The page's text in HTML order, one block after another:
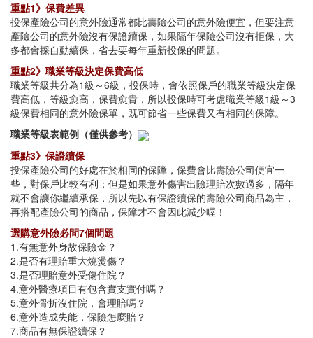
重點1》保費差異
投保產險公司的意外險通常都比壽險公司的意外險便宜，但要注意
產險公司的意外險沒有保證續保，如果隔年保險公司沒有拒保，大
多都會採自動續保，省去要每年重新投保的問題。
重點2》職業等級決定保費高低
職業等級共分為1級～6級，投保時，會依照保戶的職業等級決定保
費高低，等級愈高，保費愈貴，所以投保時可考慮職業等級1級～3
級保費相同的意外險保單，既可節省一些保費又有相同的保障。
職業等級表範例（僅供參考）
重點3》保證續保
投保產險公司的好處在於相同的保障，保費會比壽險公司便宜一
些，對保戶比較有利；但是如果意外傷害出險理賠次數過多，隔年
就不會讓你繼續承保，所以先以有保證續保的壽險公司商品為主，
再搭配產險公司的商品，保障才不會因此減少喔！
選購意外險必問7個問題
1.有無意外身故保險金？
2.是否有理賠重大燒燙傷？
3.是否理賠意外受傷住院？
4.意外醫療項目有包含實支實付嗎？
5.意外骨折沒住院，會理賠嗎？
6.意外造成失能，保險怎麼賠？
7.商品有無保證續保？